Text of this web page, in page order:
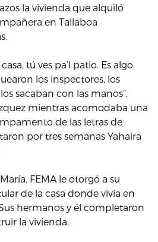
la vivienda que alquiló
en Tallaboa
tú ves pa’l patio. Es algo
los inspectores, los
sacaban con las manos”,
mientras acomodaba una
de las letras de
por tres semanas Yahaira
FEMA le otorgó a su
de la casa donde vivía en
hermanos y él completaron
la vivienda.